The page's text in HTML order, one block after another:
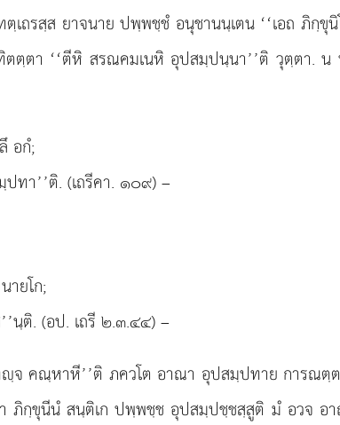
รสฺส ยาจนาย ปพฺพชฺชํ อนุชานนฺเตน ‘‘เอถ ภิกฺขุ
ตฺตา ‘‘ตีหิ สรณคมเนหิ อุปสมฺปนฺนา’’ติ วุตฺตา.
อกํ;
ปทา’’ติ. (เถรีคา. ๑๐๙) –
ายโก;
นฺติ. (อป. เถรี ๒.๓.๔๔) –
จ คณฺหาหี’’ติ ภควโต อาณา อุปสมฺปทาย การณ
ภิกฺขุนีนํ สนฺติเก ปพฺพชฺช อุปสมฺปชฺชสฺสูติ มํ อวจ